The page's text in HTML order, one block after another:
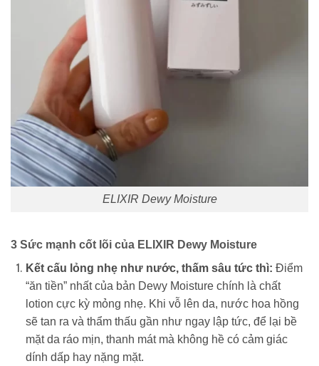
ELIXIR Dewy Moisture
3 Sức mạnh cốt lõi của ELIXIR Dewy Moisture
Kết cấu lỏng nhẹ như nước, thấm sâu tức thì: Điểm
“ăn tiền” nhất của bản Dewy Moisture chính là chất
lotion cực kỳ mỏng nhẹ. Khi vỗ lên da, nước hoa hồng
sẽ tan ra và thẩm thấu gần như ngay lập tức, để lại bề
mặt da ráo mịn, thanh mát mà không hề có cảm giác
dính dấp hay nặng mặt.